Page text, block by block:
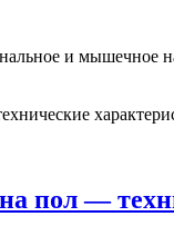
и мышечное
пол —